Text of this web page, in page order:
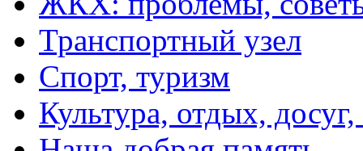
Транспортный узел
Спорт, туризм
Культура, отдых,